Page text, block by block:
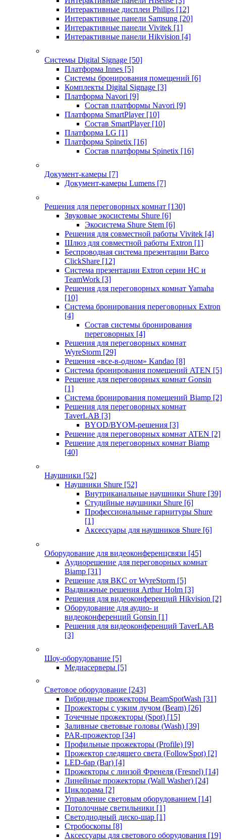
Интерактивные дисплеи Philips [12]
Интерактивные панели Samsung [20]
Интерактивные панели Vivitek [1]
Интерактивные панели Hikvision [4]
Системы Digital Signage [50]
Платформа Innes [5]
Системы бронирования помещений [6]
Комплекты Digital Signage [3]
Платформа Navori [9]
Состав платформы Navori [9]
Платформа SmartPlayer [10]
Состав SmartPlayer [10]
Платформа LG [1]
Платформа Spinetix [16]
Состав платформы Spinetix [16]
Документ-камеры [7]
Документ-камеры Lumens [7]
Решения для переговорных комнат [130]
Звуковые экосистемы Shure [6]
Экосистема Shure Stem [6]
Решения для совместной работы Vivitek [4]
Шлюз для совместной работы Extron [1]
Беспроводная система презентации Barco
ClickShare [12]
Система презентации Extron серии HC и
TeamWork [3]
Решения для переговорных комнат Yamaha
[10]
Система бронирования переговорных Extron
[4]
Состав системы бронирования
переговорных [4]
Решения для переговорных комнат
WyreStorm [29]
Решения «все-в-одном» Kandao [8]
Система бронирования помещений ATEN [5]
Решение для переговорных комнат Gonsin
[1]
Система бронирования помещений Biamp [2]
Решения для переговорных комнат
TaverLAB [3]
BYOD/BYOM-решения [3]
Решение для переговорных комнат ATEN [2]
Решение для переговорных комнат Biamp
[40]
Наушники [52]
Наушники Shure [52]
Внутриканальные наушники Shure [39]
Студийные наушники Shure [6]
Профессиональные гарнитуры Shure
[1]
Аксессуары для наушников Shure [6]
Оборудование для видеоконференцсвязи [45]
Аудиорешение для переговорных комнат
Biamp [31]
Решение для ВКС от WyreStorm [5]
Выдвижные решения Arthur Holm [3]
Решения для видеоконференций Hikvision [2]
Оборудование для аудио- и
видеоконференций Gonsin [1]
Решения для видеоконференций TaverLAB
[3]
Шоу-оборудование [5]
Медиасерверы [5]
Световое оборудование [243]
Гибридные прожекторы BeamSpotWash [31]
Прожекторы с узким лучом (Beam) [26]
Точечные прожекторы (Spot) [15]
Заливные световые головы (Wash) [39]
PAR-прожектор [34]
Профильные прожекторы (Profile) [9]
Прожектор следящего света (FollowSpot) [2]
LED-бар (Bar) [4]
Прожекторы с линзой Френеля (Fresnel) [14]
Линейные прожекторы (Wall Washer) [24]
Циклорама [2]
Управление световым оборудованием [14]
Потолочные светильники [1]
Светодиодный диско-шар [1]
Стробоскопы [8]
Аксессуары для светового оборудования [19]